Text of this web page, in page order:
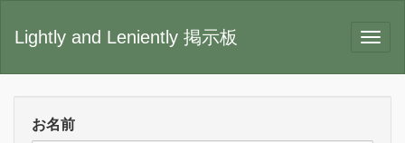
Lightly and Leniently 掲示板
お名前